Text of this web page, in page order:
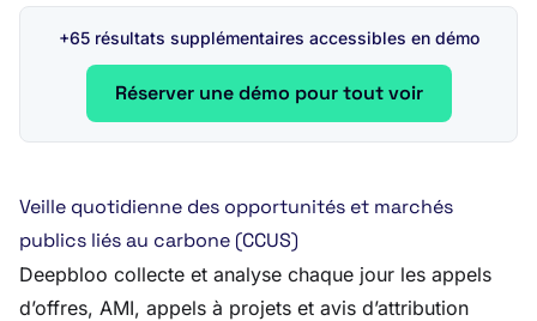
+65 résultats supplémentaires accessibles en démo
Réserver une démo pour tout voir
Veille quotidienne des opportunités et marchés
publics liés au carbone (CCUS)
Deepbloo collecte et analyse chaque jour les appels
d’offres, AMI, appels à projets et avis d’attribution